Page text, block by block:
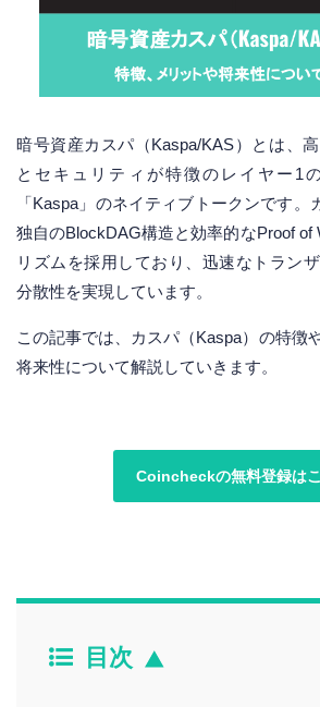
暗号資産カスパ（Kaspa/KAS）とは、
とセキュリティが特徴のレイヤー1
「Kaspa」のネイティブトークンです。
独自のBlockDAG構造と効率的なProof of
リズムを採用しており、迅速なトラン
分散性を実現しています。
この記事では、カスパ（Kaspa）の特徴
将来性について解説していきます。
Coincheckの無料登録は
目次